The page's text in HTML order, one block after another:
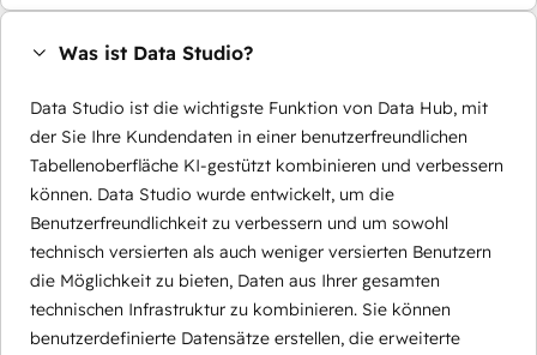
Was ist Data Studio?
Data Studio ist die wichtigste Funktion von Data Hub, mit
der Sie Ihre Kundendaten in einer benutzerfreundlichen
Tabellenoberfläche KI-gestützt kombinieren und verbessern
können. Data Studio wurde entwickelt, um die
Benutzerfreundlichkeit zu verbessern und um sowohl
technisch versierten als auch weniger versierten Benutzern
die Möglichkeit zu bieten, Daten aus Ihrer gesamten
technischen Infrastruktur zu kombinieren. Sie können
benutzerdefinierte Datensätze erstellen, die erweiterte